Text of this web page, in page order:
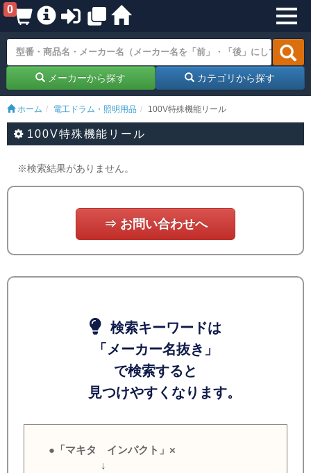
0
メーカーから探す カテゴリから探す
ホーム 電工ドラム・照明用品 100V特殊機能リール
100V特殊機能リール
※検索結果がありません。
⇒ お問い合わせへ
検索キーワードは
「メーカー名抜き」
で検索すると
見つけやすくなります。
●「マキタ インパクト」×
↓